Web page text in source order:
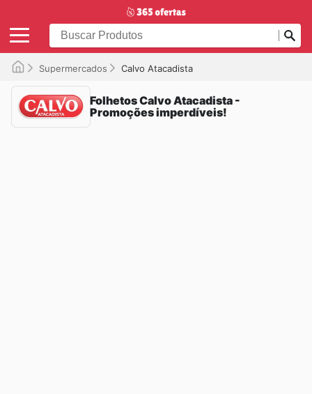
Supermercados Calvo Atacadista
Folhetos Calvo Atacadista -
Promoções imperdíveis!